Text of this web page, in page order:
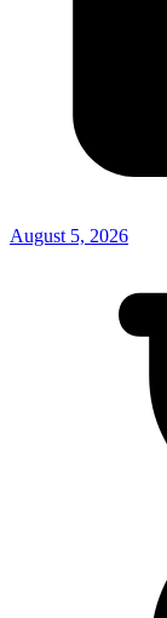
August 5, 2026